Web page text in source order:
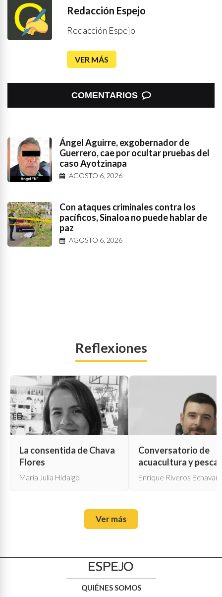
Redacción Espejo
Redacción Espejo
VER MÁS
COMENTARIOS
Ángel Aguirre, exgobernador de
Guerrero, cae por ocultar pruebas del
caso Ayotzinapa
AGOSTO 6, 2026
Con ataques criminales contra los
pacíficos, Sinaloa no puede hablar de
paz
AGOSTO 6, 2026
Reflexiones
La consentida de Chava
Flores
María Julia Hidalgo
Conversatorio de
acuacultura y pesca
Enrique Riveros
Ver más
QUIÉNES SOMOS